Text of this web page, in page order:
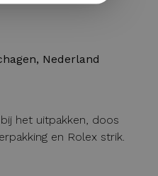
Nederland
het uitpakken, doos
en Rolex strik.